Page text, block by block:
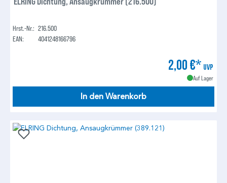
Hrst.-Nr.: 216.500
EAN:
4041248166796
2,00 €* UVP
Auf Lager
In den Warenkorb